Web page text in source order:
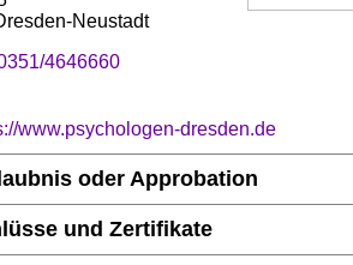
Neustadt
4646660
www.psychologen-dresden.de
oder Approbation
und Zertifikate